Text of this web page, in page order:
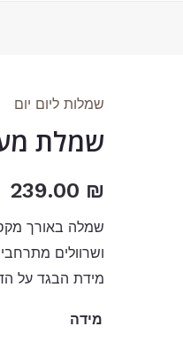
שמלות ליום יום
שמלת
239.00 ₪
ושרוולים
מידת הבגד על
מידה
כמות
של
מעיין